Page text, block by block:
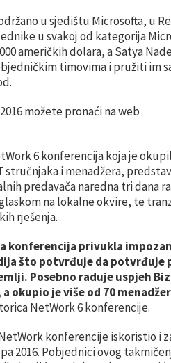
u sjedištu Microsofta, u
u svakoj od kategorija
američkih dolara, a Satya
timovima i pružiti im
možete pronaći na web
6 konferencija koja je
stručnjaka i menadžera,
predavača naredna tri dana
na lokalne okvire, te
rješenja.
konferencija privukla
što potvrđuje da potvrđuje
Posebno raduje uspjeh
je više od 70
NetWork 6 konferencije.
konferencije iskoristio i
2016. Pobjednici ovog